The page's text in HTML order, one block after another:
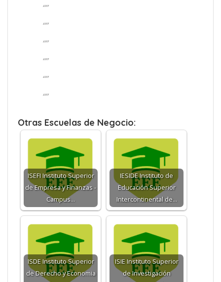
“”
“”
“”
“”
“”
“”
Otras Escuelas de Negocio:
ISEFI Instituto Superior
de Empresa y Finanzas -
Campus…
IESIDE Instituto de
Educación Superior
Intercontinental de…
ISDE Instituto Superior
de Derecho y Economia
ISIE Instituto Superior
de Investigación